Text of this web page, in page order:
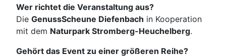
Wer richtet die Veranstaltung aus?
Die GenussScheune Diefenbach in Kooperation
mit dem Naturpark Stromberg-Heuchelberg.
Gehört das Event zu einer größeren Reihe?